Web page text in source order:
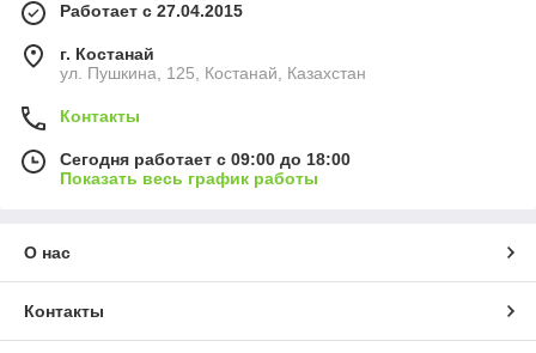
Работает с 27.04.2015
г. Костанай
ул. Пушкина, 125, Костанай, Казахстан
Контакты
Сегодня работает с 09:00 до 18:00
Показать весь график работы
О нас
Контакты